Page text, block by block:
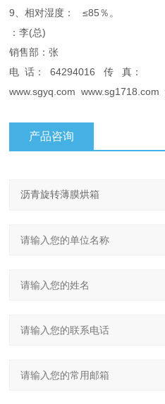
9、相对湿度： ≤85％。
：李(总)
销售部：张
电 话： 64294016 传 真：
www.sgyq.com www.sg1718.com
产品咨询